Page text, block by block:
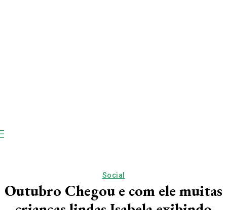
Social
Outubro Chegou e com ele muitas